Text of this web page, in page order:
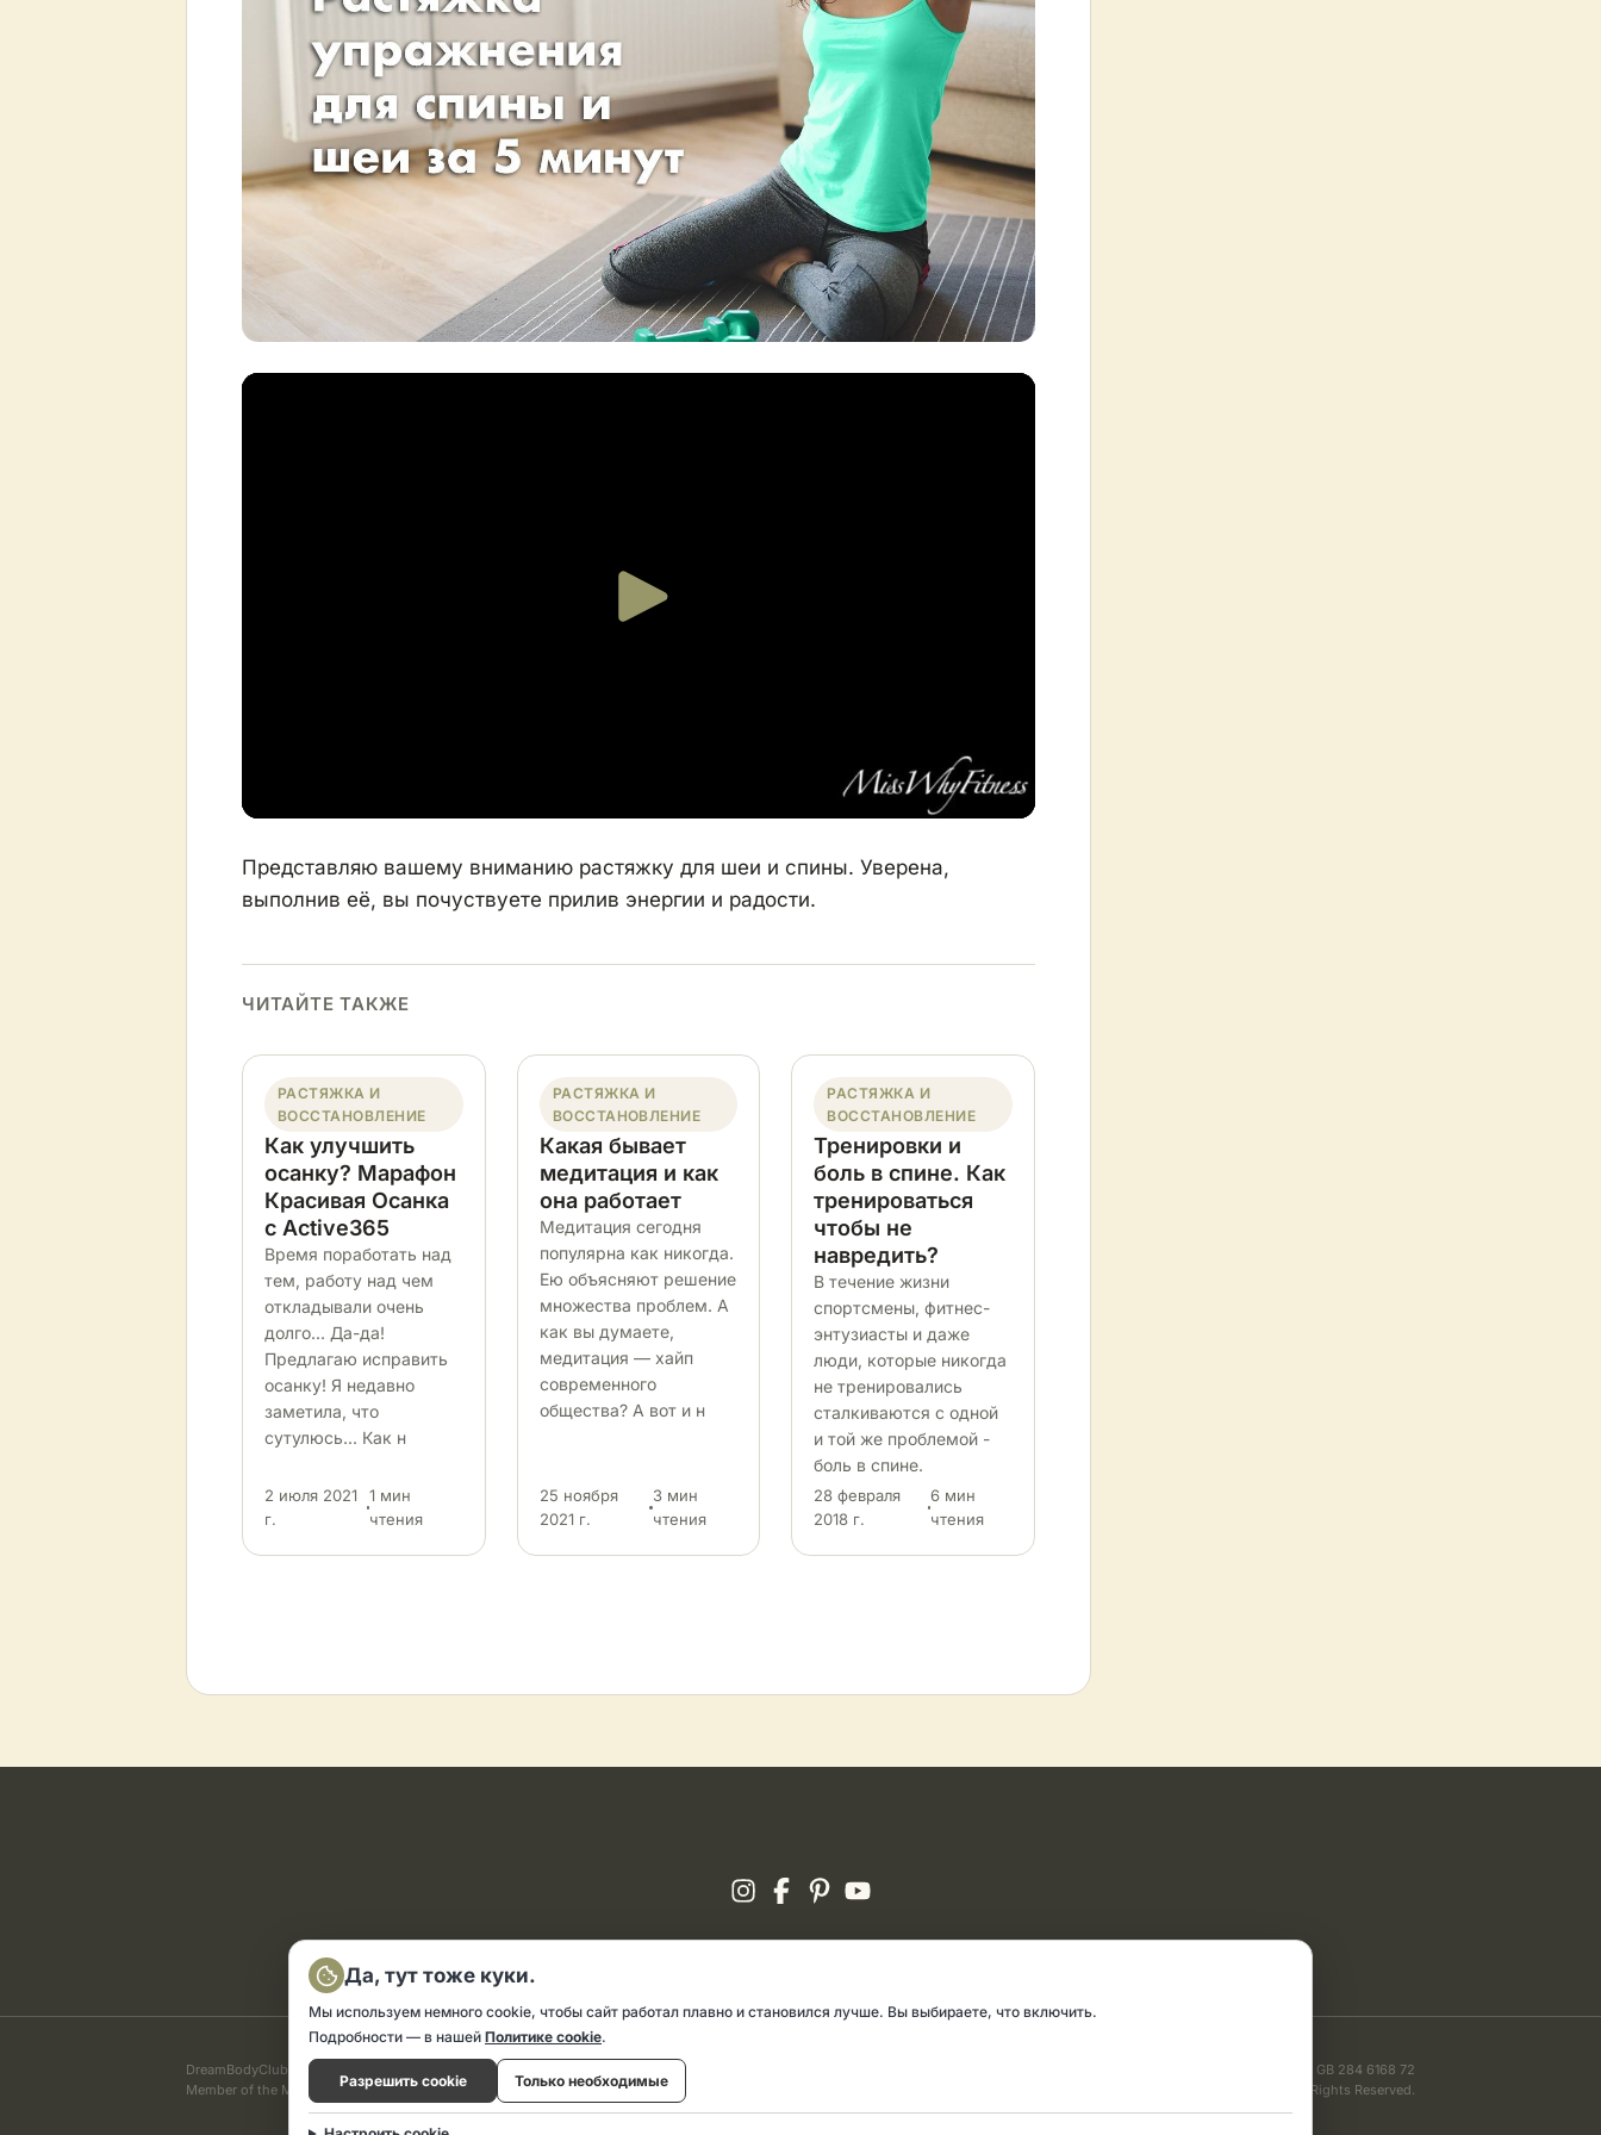
Представляю вашему вниманию растяжку для шеи и спины. Уверена,
выполнив её, вы почуствуете прилив энергии и радости.
ЧИТАЙТЕ ТАКЖЕ
РАСТЯЖКА И
ВОССТАНОВЛЕНИЕ
Как улучшить
осанку? Марафон
Красивая Осанка
с Active365
Время поработать над
тем, работу над чем
откладывали очень
долго... Да-да!
Предлагаю исправить
осанку! Я недавно
заметила, что
сутулюсь... Как н
2 июля 2021
г.
1 мин
чтения
РАСТЯЖКА И
ВОССТАНОВЛЕНИЕ
Какая бывает
медитация и как
она работает
Медитация сегодня
популярна как никогда.
Ею объясняют решение
множества проблем. А
как вы думаете,
медитация — хайп
современного
общества? А вот и н
25 ноября
2021 г.
3 мин
чтения
РАСТЯЖКА И
ВОССТАНОВЛЕНИЕ
Тренировки и
боль в спине. Как
тренироваться
чтобы не
навредить?
В течение жизни
спортсмены, фитнес-
энтузиасты и даже
люди, которые никогда
не тренировались
сталкиваются с одной
и той же проблемой -
боль в спине.
28 февраля
2018 г.
6 мин
чтения
DreamBodyClub Ltd. CRN: 09 718 618.
Member of the Motivation Group Ltd, Melville Building East, Royal William Yard, Plymouth, Devon, PL1 3RP
VAT: GB 284 6168 72
Copyright © 2008 – 2026 | All Rights Reserved.
Да, тут тоже куки.
Мы используем немного cookie, чтобы сайт работал плавно и становился лучше. Вы выбираете, что включить.
Подробности — в нашей Политике cookie.
Разрешить cookie Только необходимые